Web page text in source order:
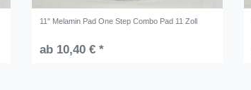
11" Melamin Pad One Step Combo Pad 11 Zoll
ab 10,40 € *